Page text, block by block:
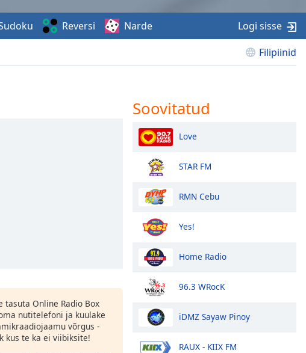
Filipiinid
Reversi Narde Logi sisse
tasuta Online Radio Box
nutitelefoni ja kuulake
võrgus -
kus te ka ei viibiksite!
Soovitatud
Love
STAR FM
RMN Cebu
Yes!
Home Radio
96.3 WRocK
iDMZ Sayaw Pinoy
RAUX - KIIX FM